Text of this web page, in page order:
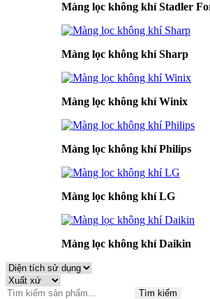
Màng lọc không khí Stadler
Màng lọc không khí Sharp
Màng lọc không khí Winix
Màng lọc không khí Philips
Màng lọc không khí LG
Màng lọc không khí Daikin
Tìm kiếm